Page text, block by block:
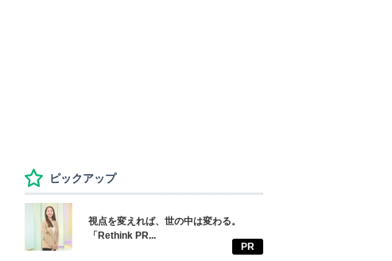
ピックアップ
視点を変えれば、世の中は変わる。
「Rethink PR...
PR